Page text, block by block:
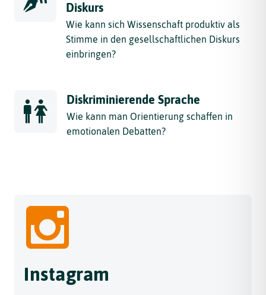
Diskurs
Wie kann sich Wissenschaft produktiv als
Stimme in den gesellschaftlichen Diskurs
einbringen?
Diskriminierende Sprache
Wie kann man Orientierung schaffen in
emotionalen Debatten?
Instagram